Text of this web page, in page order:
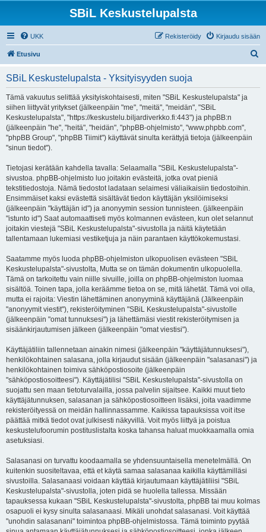
SBiL Keskustelupalsta
UKK Kirjaudu sisään
Rekisteröidy
Etusivu
SBiL Keskustelupalsta - Yksityisyyden suoja
Tämä vakuutus selittää yksityiskohtaisesti, miten "SBiL Keskustelupalsta" ja
siihen liittyvät yritykset (jälkeenpäin "me", "meitä", "meidän", "SBiL
Keskustelupalsta", "https://keskustelu.biljardiverkko.fi:443") ja phpBB:n
(jälkeenpäin "he", "heitä", "heidän", "phpBB-ohjelmisto", "www.phpbb.com",
"phpBB Group", "phpBB Tiimit") käyttävät sinulta kerättyjä tietoja (jälkeenpäin
"sinun tiedot").
Tietojasi kerätään kahdella tavalla: Selaamalla "SBiL Keskustelupalsta"-
sivustoa. phpBB-ohjelmisto luo joitakin evästeitä, jotka ovat pieniä
tekstitiedostoja. Nämä tiedostot ladataan selaimesi väliaikaisiin tiedostoihin.
Ensimmäiset kaksi evästettä sisältävät tiedon käyttäjän yksilöimiseksi
(jälkeenpäin "käyttäjän id") ja anonyymin session tunnisteen. (jälkeenpäin
"istunto id") Saat automaattiseti myös kolmannen evästeen, kun olet selannut
joitakin viestejä "SBiL Keskustelupalsta"-sivustolla ja näitä käytetään
tallentamaan lukemiasi vestiketjuja ja näin parantaen käyttökokemustasi.
Saatamme myös luoda phpBB-ohjelmiston ulkopuolisen evästeen "SBiL
Keskustelupalsta"-sivustolta, Mutta se on tämän dokumentin ulkopuolella.
Tämä on tarkoitettu vain niille sivuille, joilla on phpBB-ohjelmiston luomaa
sisältöä. Toinen tapa, jolla keräämme tietoa on se, mitä lähetät. Tämä voi olla,
mutta ei rajoita: Viestin lähettäminen anonyyminä käyttäjänä (Jälkeenpäin
"anonyymit viestit"), rekisteröityminen "SBiL Keskustelupalsta"-sivustolle
(jälkeenpäin "omat tunnuksesi") ja lähettämäsi viestit rekisteröitymisen ja
sisäänkirjautumisen jälkeen (jälkeenpäin "omat viestisi").
Käyttäjätiliin tallennetaan ainakin nimesi (jälkeenpäin "käyttäjätunnuksesi"),
henkilökohtainen salasana, jolla kirjaudut sisään (jälkeenpäin "salasanasi") ja
henkilökohtainen toimiva sähköpostiosoite (jälkeenpäin
"sähköpostiosoitteesi"). Käyttäjätilisi "SBiL Keskustelupalsta"-sivustolla on
suojattu sen maan tietoturvalailla, jossa palvelin sijaitsee. Kaikki muut tieto
käyttäjätunnuksen, salasanan ja sähköpostiosoitteen lisäksi, joita vaadimme
rekisteröityessä on meidän hallinnassamme. Kaikissa tapauksissa voit itse
päättää mitkä tiedot ovat julkisesti näkyvillä. Voit myös liittyä ja poistua
keskustelufoorumin postituslistalta koska tahansa haluat muokkaamalla omia
asetuksiasi.
Salasanasi on turvattu koodaamalla se yhdensuuntaisella menetelmällä. On
kuitenkin suositeltavaa, että et käytä samaa salasanaa kaikilla käyttämilläsi
sivustoilla. Salasanaasi voidaan käyttää kirjautumaan käyttäjätiliisi "SBiL
Keskustelupalsta"-sivustolla, joten pidä se huolella tallessa. Missään
tapauksessa kukaan "SBiL Keskustelupalsta"-sivustolta, phpBB tai muu kolmas
osapuoli ei kysy sinulta salasanaasi. Mikäli unohdat salasanasi. Voit käyttää
"unohdin salasanani" toimintoa phpBB-ohjelmistossa. Tämä toiminto pyytää